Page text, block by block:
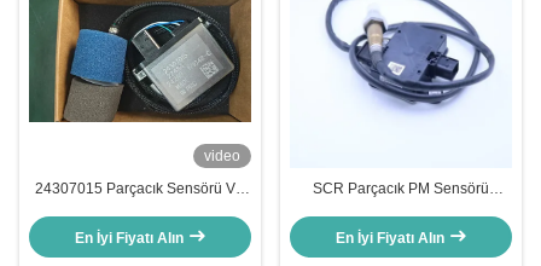
video
24307015 Parçacık Sensörü Vol
sensörü
En İyi Fiyatı Alın
SCR Parçacık PM Sensörü
En İyi Fiyatı Alın